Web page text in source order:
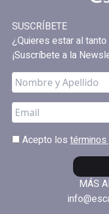
SUSCRÍBETE
¿Quieres estar al
¡Suscríbete a la
Acepto los
MÁS